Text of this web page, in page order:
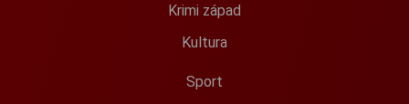
Krimi západ
Kultura
Sport